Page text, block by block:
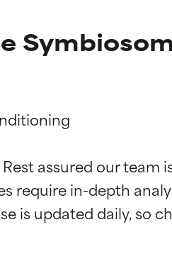
assured our
require in-depth
de
de